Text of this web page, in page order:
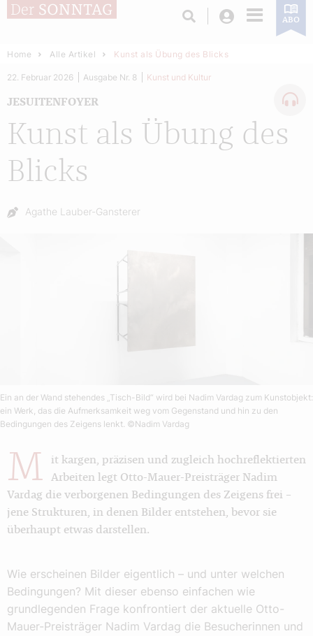
Login ABO
Home Alle Artikel Kunst als Übung des Blicks
Kunst als Übung des
Blicks
JESUITENFOYER
22. Februar 2026 Ausgabe Nr. 8 Kunst und Kultur
Autor:
Agathe Lauber-Gansterer
Ein an der Wand stehendes „Tisch-Bild“ wird bei Nadim Vardag zum Kunstobjekt:
ein Werk, das die Aufmerksamkeit weg vom Gegenstand und hin zu den
Bedingungen des Zeigens lenkt. ©Nadim Vardag
M
it kargen, präzisen und zugleich hochreflektierten
Arbeiten legt Otto-Mauer-Preisträger Nadim
Vardag die verborgenen Bedingungen des Zeigens frei –
jene Strukturen, in denen Bilder entstehen, bevor sie
überhaupt etwas darstellen.
Wie erscheinen Bilder eigentlich – und unter welchen
Bedingungen? Mit dieser ebenso einfachen wie
grundlegenden Frage konfrontiert der aktuelle Otto-
Mauer-Preisträger Nadim Vardag die Besucherinnen und